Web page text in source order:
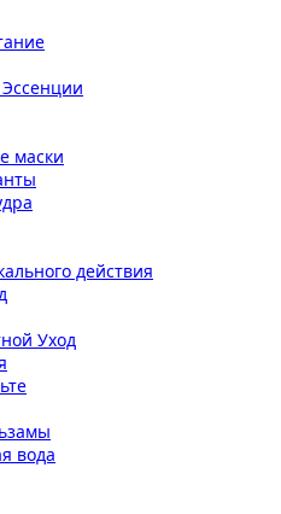
маски
действия
Уход
вода